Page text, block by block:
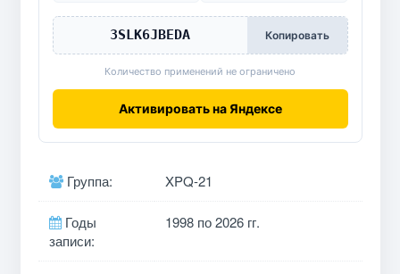
3SLK6JBEDA Копировать
Количество применений не ограничено
Активировать на Яндексе
Группа: XPQ-21
Годы
записи:
1998 по 2026 гг.